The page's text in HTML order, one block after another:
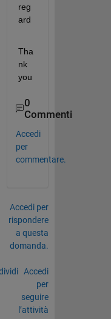
reg
ard
Tha
nk
you
0
Commenti
Accedi
per
commentare.
Accedi per
rispondere
a questa
domanda.
Accedi
per
seguire
l’attività